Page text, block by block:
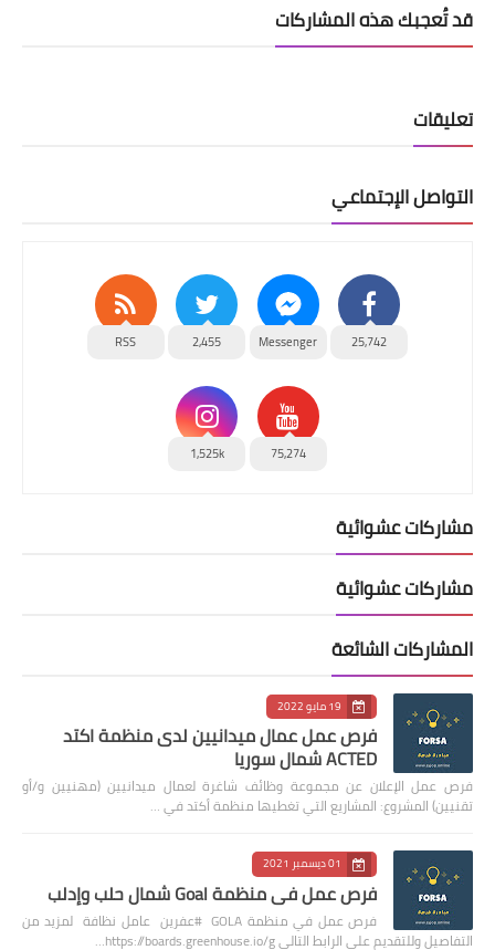
قد تُعجبك هذه المشاركات
تعليقات
التواصل الإجتماعي
25,742
Messenger
2,455
RSS
75,274
1,525k
مشاركات عشوائية
مشاركات عشوائية
المشاركات الشائعة
19 مايو 2022
فرص عمل عمال ميدانيين لدى منظمة اكتد
ACTED شمال سوريا
فرص عمل الإعلان عن مجموعة وظائف شاغرة لعمال ميدانيين (مهنيين و/أو
تقنيين) المشروع: المشاريع التي تغطيها منظمة أكتد في …
01 ديسمبر 2021
فرص عمل في منظمة Goal شمال حلب وإدلب
فرص عمل في منظمة GOLA #عفرين عامل نظافة لمزيد من
التفاصيل وللتقديم على الرابط التالي https://boards.greenhouse.io/g…